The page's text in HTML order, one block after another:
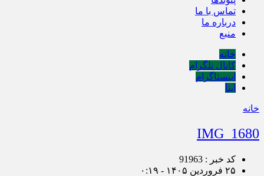
تماس با ما
درباره ما
منبع
خانه
کانال تلگرام
اینستاگرام
ایتا
خانه
IMG_1680
کد خبر : 91963
۲۵ فروردین ۱۴۰۵ - ۰:۱۹